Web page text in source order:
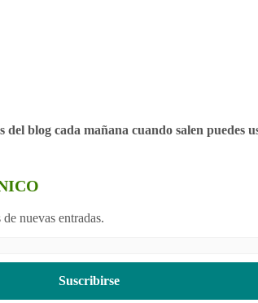
blog cada mañana cuando salen puedes
nuevas entradas.
Suscribirse